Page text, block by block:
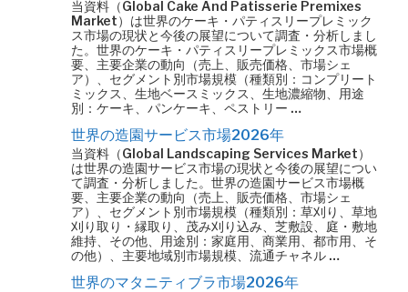
当資料（Global Cake And Patisserie Premixes
Market）は世界のケーキ・パティスリープレミック
ス市場の現状と今後の展望について調査・分析しまし
た。世界のケーキ・パティスリープレミックス市場概
要、主要企業の動向（売上、販売価格、市場シェ
ア）、セグメント別市場規模（種類別：コンプリート
ミックス、生地ベースミックス、生地濃縮物、用途
別：ケーキ、パンケーキ、ペストリー …
世界の造園サービス市場2026年
当資料（Global Landscaping Services Market）
は世界の造園サービス市場の現状と今後の展望につい
て調査・分析しました。世界の造園サービス市場概
要、主要企業の動向（売上、販売価格、市場シェ
ア）、セグメント別市場規模（種類別：草刈り、草地
刈り取り・縁取り、茂み刈り込み、芝敷設、庭・敷地
維持、その他、用途別：家庭用、商業用、都市用、そ
の他）、主要地域別市場規模、流通チャネル …
世界のマタニティブラ市場2026年